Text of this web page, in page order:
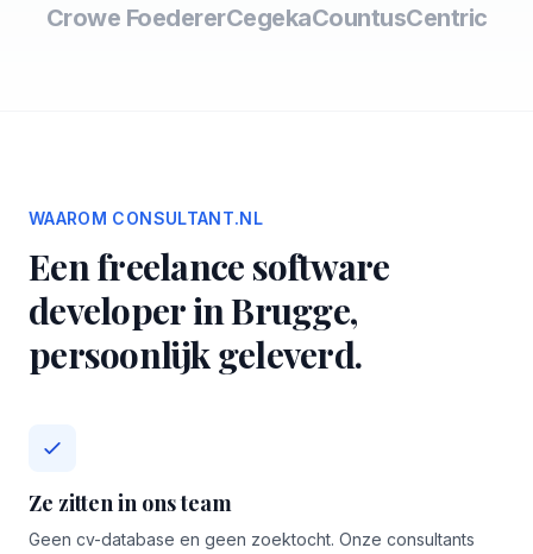
Crowe FoedererCegekaCountusCentric
WAAROM CONSULTANT.NL
Een freelance software
developer in Brugge,
persoonlijk geleverd.
Ze zitten in ons team
Geen cv-database en geen zoektocht. Onze consultants